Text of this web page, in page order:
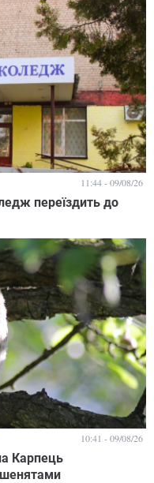
переїздить до
11:44 - 09/08/26
Карпець
10:41 - 09/08/26